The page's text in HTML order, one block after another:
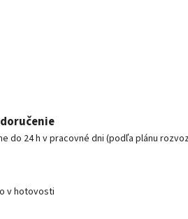
do 24 h v pracovné dni (podľa plánu
v hotovosti